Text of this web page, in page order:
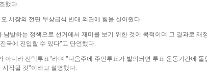
했다.
시장의 전면 무상급식 반대 의견에 힘을 실어줬다.
발하는 정책으로 선거에서 재미를 보기 위한 것이 목적이며 그 결과로 재
국에 진입할 수 있다"고 단언했다.
아니라 선택투표"라며 "다음주에 주민투표가 발의되면 투표 운동기간에 돌
작될 것"이라고 설명했다.